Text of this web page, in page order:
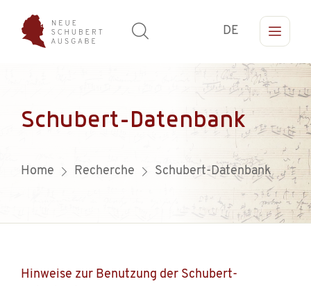
DE
Schubert-Datenbank
Home Recherche Schubert-Datenbank
Hinweise zur Benutzung der Schubert-